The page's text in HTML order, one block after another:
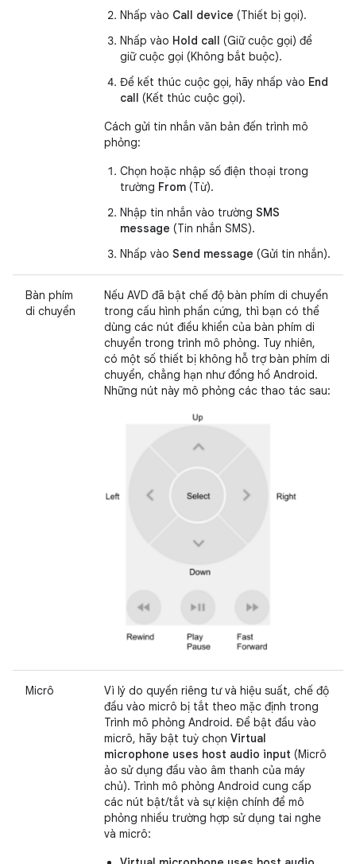
Nhấp vào Call device (Thiết bị gọi).
Nhấp vào Hold call (Giữ cuộc gọi) để
giữ cuộc gọi (Không bắt buộc).
Để kết thúc cuộc gọi, hãy nhấp vào End
call (Kết thúc cuộc gọi).
Cách gửi tin nhắn văn bản đến trình mô
phỏng:
Chọn hoặc nhập số điện thoại trong
trường From (Từ).
Nhập tin nhắn vào trường SMS
message (Tin nhắn SMS).
Nhấp vào Send message (Gửi tin nhắn).
Bàn phím
di chuyển
Nếu AVD đã bật chế độ bàn phím di chuyển
trong cấu hình phần cứng, thì bạn có thể
dùng các nút điều khiển của bàn phím di
chuyển trong trình mô phỏng. Tuy nhiên,
có một số thiết bị không hỗ trợ bàn phím di
chuyển, chẳng hạn như đồng hồ Android.
Những nút này mô phỏng các thao tác sau:
Micrô
Vì lý do quyền riêng tư và hiệu suất, chế độ
đầu vào micrô bị tắt theo mặc định trong
Trình mô phỏng Android. Để bật đầu vào
micrô, hãy bật tuỳ chọn Virtual
microphone uses host audio input (Micrô
ảo sử dụng đầu vào âm thanh của máy
chủ). Trình mô phỏng Android cung cấp
các nút bật/tắt và sự kiện chính để mô
phỏng nhiều trường hợp sử dụng tai nghe
và micrô: